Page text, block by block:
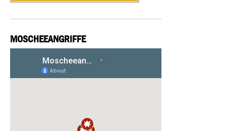
MOSCHEEANGRIFFE